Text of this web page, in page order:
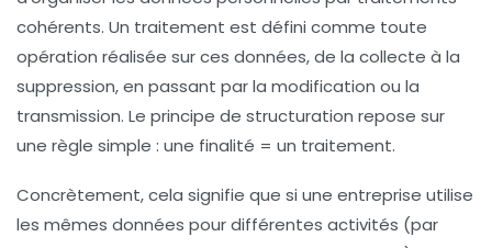
cohérents. Un traitement est défini comme toute
opération réalisée sur ces données, de la collecte à la
suppression, en passant par la modification ou la
transmission. Le principe de structuration repose sur
une règle simple : une finalité = un traitement.
Concrètement, cela signifie que si une entreprise utilise
les mêmes données pour différentes activités (par